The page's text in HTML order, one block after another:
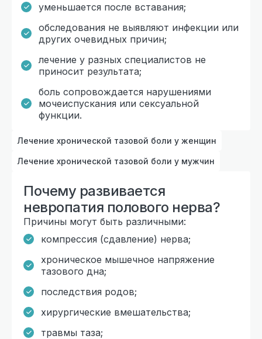
уменьшается после вставания;
обследования не выявляют инфекции или
других очевидных причин;
лечение у разных специалистов не
приносит результата;
боль сопровождается нарушениями
мочеиспускания или сексуальной
функции.
Лечение хронической тазовой боли у женщин
Лечение хронической тазовой боли у мужчин
Почему развивается
невропатия полового нерва?
Причины могут быть различными:
компрессия (сдавление) нерва;
хроническое мышечное напряжение
тазового дна;
последствия родов;
хирургические вмешательства;
травмы таза;